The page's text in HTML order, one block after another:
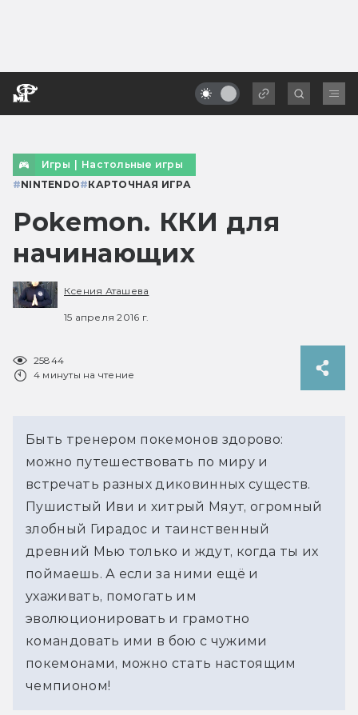
Игры | Настольные игры
#NINTENDO#КАРТОЧНАЯ ИГРА
Pokemon. ККИ для
начинающих
Ксения Аташева
15 апреля 2016 г.
25844
4 минуты на чтение
Быть тренером покемонов здорово:
можно путешествовать по миру и
встречать разных диковинных существ.
Пушистый Иви и хитрый Мяут, огромный
злобный Гирадос и таинственный
древний Мью только и ждут, когда ты их
поймаешь. А если за ними ещё и
ухаживать, помогать им
эволюционировать и грамотно
командовать ими в бою с чужими
покемонами, можно стать настоящим
чемпионом!